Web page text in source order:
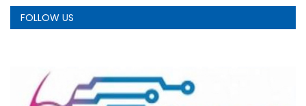
FOLLOW US